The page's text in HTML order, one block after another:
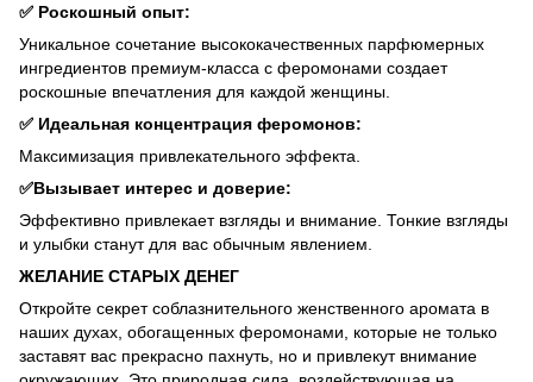
✅ Роскошный опыт:
Уникальное сочетание высококачественных парфюмерных
ингредиентов премиум-класса с феромонами создает
роскошные впечатления для каждой женщины.
✅ Идеальная концентрация феромонов:
Максимизация привлекательного эффекта.
✅Вызывает интерес и доверие:
Эффективно привлекает взгляды и внимание. Тонкие взгляды
и улыбки станут для вас обычным явлением.
ЖЕЛАНИЕ СТАРЫХ ДЕНЕГ
Откройте секрет соблазнительного женственного аромата в
наших духах, обогащенных феромонами, которые не только
заставят вас прекрасно пахнуть, но и привлекут внимание